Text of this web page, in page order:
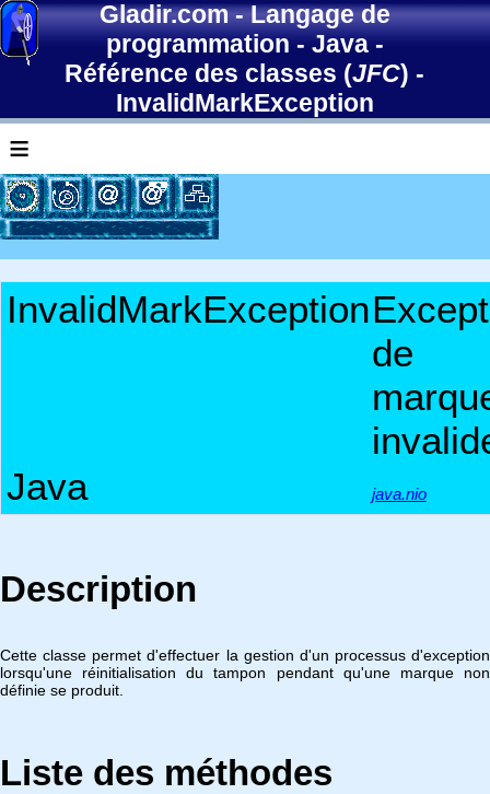
Gladir.com-Langage de
programmation-Java-
Référence des classes (JFC) -
InvalidMarkException
≡
InvalidMarkException
de
Java
java.nio
Description
Cette classe permet d'effectuer la gestion d'un processus d'exception
lorsqu'une réinitialisation du tampon pendant qu'une marque non
définie se produit.
Liste des méthodes